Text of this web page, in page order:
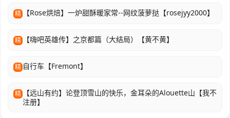
精 【Rose烘焙】一炉甜酥暖家常--网纹菠萝挞【rosejyy2000】
精 【嗨吧英雄传】之京都篇（大结局）【黄不黄】
精 自行车【Fremont】
精
【远山有约】论登顶雪山的快乐，金耳朵的Alouette山【我不
注册】